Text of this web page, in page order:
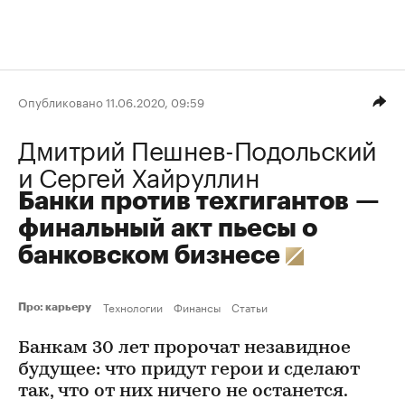
Опубликовано 11.06.2020, 09:59
Дмитрий Пешнев-Подольский
и Сергей Хайруллин
Банки против техгигантов —
финальный акт пьесы о
банковском бизнесе
Про: карьеру Технологии Финансы Статьи
Банкам 30 лет пророчат незавидное
будущее: что придут герои и сделают
так, что от них ничего не останется.